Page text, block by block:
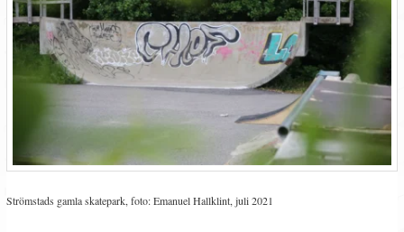
Strömstads gamla skatepark, foto: Emanuel Hallklint, juli 2021